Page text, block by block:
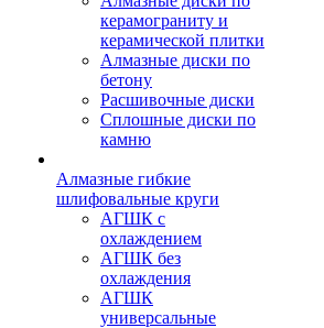
керамограниту и
керамической плитки
Алмазные диски по
бетону
Расшивочные диски
Сплошные диски по
камню
Алмазные гибкие
шлифовальные круги
АГШК с
охлаждением
АГШК без
охлаждения
АГШК
универсальные